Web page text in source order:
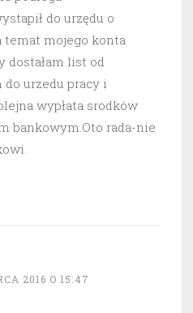
do urzędu o
temat mojego konta
dostałam list od
do urzedu pracy i
wypłata srodków
bankowym.Oto rada-nie
2016 O 15:47